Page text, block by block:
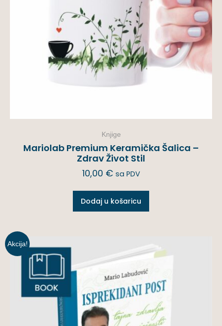
Knjige
Mariolab Premium Keramička Šalica –
Zdrav Život Stil
10,00 € sa PDV
Dodaj u košaricu
Akcija!